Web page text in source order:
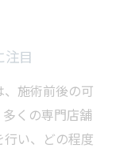
注目
施術前後の可
くの専門店舗
い、どの程度